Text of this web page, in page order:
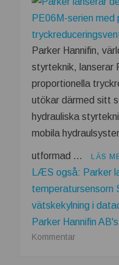
Parker Hannifin,
styrteknik, lanserar
proportionella
utökar därmed sitt
hydrauliska
mobila
utformad … LÄS
LÆS også: Parker
temperatursensorn
vätskekylning i
Parker Hannifin
Kommentar